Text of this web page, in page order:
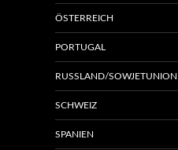
ÖSTERREICH
PORTUGAL
RUSSLAND/SOWJETUNION
SCHWEIZ
SPANIEN